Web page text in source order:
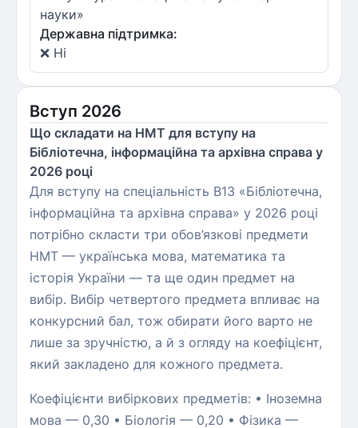
науки»
Державна підтримка:
❌ Ні
Вступ 2026
Що складати на НМТ для вступу на
Бібліотечна, інформаційна та архівна справа у
2026 році
Для вступу на спеціальність B13 «Бібліотечна,
інформаційна та архівна справа» у 2026 році
потрібно скласти три обов’язкові предмети
НМТ — українська мова, математика та
історія України — та ще один предмет на
вибір. Вибір четвертого предмета впливає на
конкурсний бал, тож обирати його варто не
лише за зручністю, а й з огляду на коефіцієнт,
який закладено для кожного предмета.
Коефіцієнти вибіркових предметів: • Іноземна
мова — 0,30 • Біологія — 0,20 • Фізика —